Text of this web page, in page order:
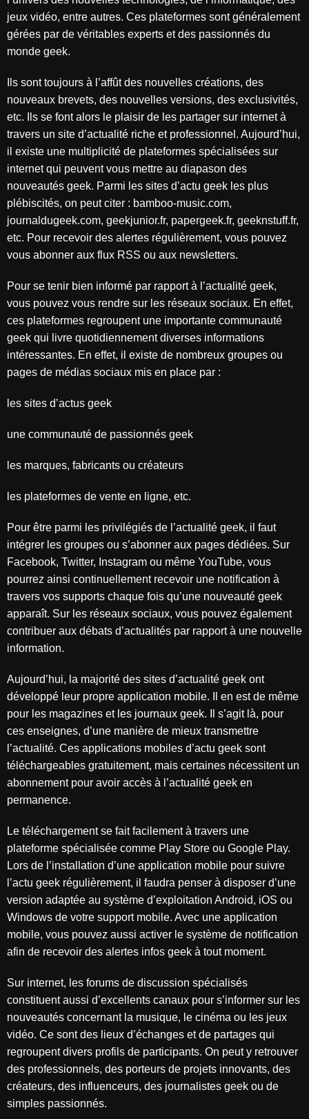
jeux vidéo, entre autres. Ces plateformes sont généralement
gérées par de véritables experts et des passionnés du
monde geek.
Ils sont toujours à l’affût des nouvelles créations, des
nouveaux brevets, des nouvelles versions, des exclusivités,
etc. Ils se font alors le plaisir de les partager sur internet à
travers un site d’actualité riche et professionnel. Aujourd’hui,
il existe une multiplicité de plateformes spécialisées sur
internet qui peuvent vous mettre au diapason des
nouveautés geek. Parmi les sites d’actu geek les plus
plébiscités, on peut citer : bamboo-music.com,
journaldugeek.com, geekjunior.fr, papergeek.fr, geeknstuff.fr,
etc. Pour recevoir des alertes régulièrement, vous pouvez
vous abonner aux flux RSS ou aux newsletters.
Pour se tenir bien informé par rapport à l’actualité geek,
vous pouvez vous rendre sur les réseaux sociaux. En effet,
ces plateformes regroupent une importante communauté
geek qui livre quotidiennement diverses informations
intéressantes. En effet, il existe de nombreux groupes ou
pages de médias sociaux mis en place par :
les sites d’actus geek
une communauté de passionnés geek
les marques, fabricants ou créateurs
les plateformes de vente en ligne, etc.
Pour être parmi les privilégiés de l’actualité geek, il faut
intégrer les groupes ou s’abonner aux pages dédiées. Sur
Facebook, Twitter, Instagram ou même YouTube, vous
pourrez ainsi continuellement recevoir une notification à
travers vos supports chaque fois qu’une nouveauté geek
apparaît. Sur les réseaux sociaux, vous pouvez également
contribuer aux débats d’actualités par rapport à une nouvelle
information.
Aujourd’hui, la majorité des sites d’actualité geek ont
développé leur propre application mobile. Il en est de même
pour les magazines et les journaux geek. Il s’agit là, pour
ces enseignes, d’une manière de mieux transmettre
l’actualité. Ces applications mobiles d’actu geek sont
téléchargeables gratuitement, mais certaines nécessitent un
abonnement pour avoir accès à l’actualité geek en
permanence.
Le téléchargement se fait facilement à travers une
plateforme spécialisée comme Play Store ou Google Play.
Lors de l’installation d’une application mobile pour suivre
l’actu geek régulièrement, il faudra penser à disposer d’une
version adaptée au système d’exploitation Android, iOS ou
Windows de votre support mobile. Avec une application
mobile, vous pouvez aussi activer le système de notification
afin de recevoir des alertes infos geek à tout moment.
Sur internet, les forums de discussion spécialisés
constituent aussi d’excellents canaux pour s’informer sur les
nouveautés concernant la musique, le cinéma ou les jeux
vidéo. Ce sont des lieux d’échanges et de partages qui
regroupent divers profils de participants. On peut y retrouver
des professionnels, des porteurs de projets innovants, des
créateurs, des influenceurs, des journalistes geek ou de
simples passionnés.